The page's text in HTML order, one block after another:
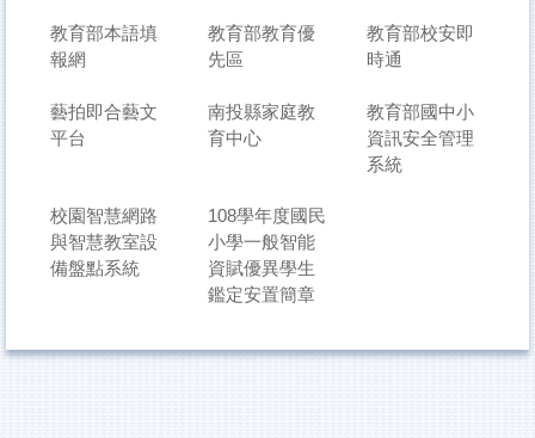
教育部本語填
報網
教育部教育優
先區
教育部校安即
時通
藝拍即合藝文
平台
南投縣家庭教
育中心
教育部國中小
資訊安全管理
系統
校園智慧網路
與智慧教室設
備盤點系統
108學年度國民
小學一般智能
資賦優異學生
鑑定安置簡章